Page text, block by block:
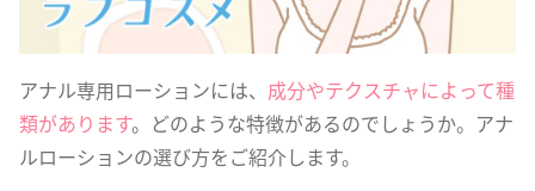
アナル専用ローションには、 成分やテクスチャによって種
類があります。どのような特徴があるのでしょうか。アナ
ルローションの選び方をご紹介します。